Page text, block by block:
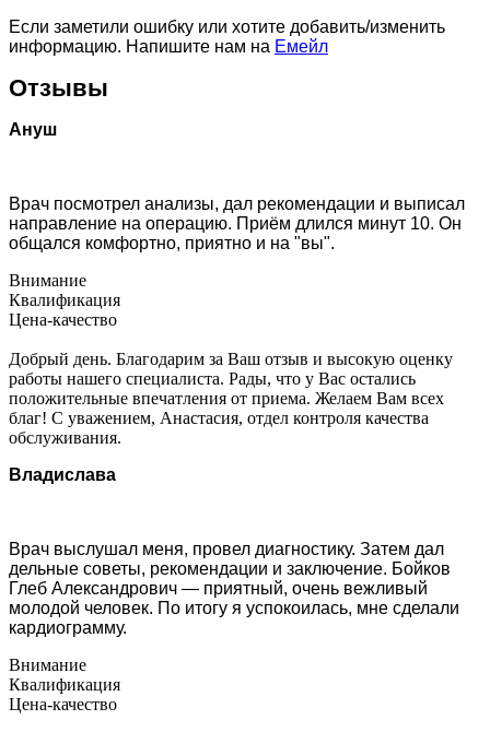
Если заметили ошибку или хотите добавить/изменить
информацию. Напишите нам на Емейл
Отзывы
Ануш
Врач посмотрел анализы, дал рекомендации и выписал
направление на операцию. Приём длился минут 10. Он
общался комфортно, приятно и на "вы".
Внимание
Квалификация
Цена-качество
Добрый день. Благодарим за Ваш отзыв и высокую оценку
работы нашего специалиста. Рады, что у Вас остались
положительные впечатления от приема. Желаем Вам всех
благ! С уважением, Анастасия, отдел контроля качества
обслуживания.
Владислава
Врач выслушал меня, провел диагностику. Затем дал
дельные советы, рекомендации и заключение. Бойков
Глеб Александрович — приятный, очень вежливый
молодой человек. По итогу я успокоилась, мне сделали
кардиограмму.
Внимание
Квалификация
Цена-качество